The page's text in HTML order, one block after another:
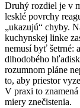
Druhý rozdiel je v
lesklé povrchy
„ukazujú“ chyby.
kuchynskej linke
nemusí byť šetrné:
dlhodobého
rozumnom pláne
to, aby priestor
V praxi to
miery znečistenia.